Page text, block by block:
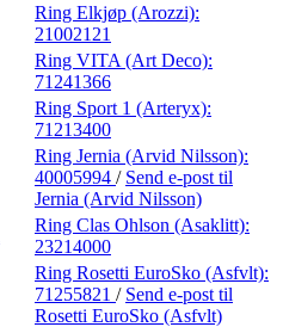
Ring Elkjøp (Arozzi):
21002121
Ring VITA (Art Deco):
71241366
Ring Sport 1 (Arteryx):
71213400
Ring Jernia (Arvid Nilsson):
40005994 / Send e-post til
Jernia (Arvid Nilsson)
Ring Clas Ohlson (Asaklitt):
23214000
Ring Rosetti EuroSko (Asfvlt):
71255821 / Send e-post til
Rosetti EuroSko (Asfvlt)